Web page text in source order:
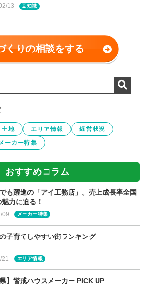
ケースも
の家であることを忘れずに
会へ！
での家づくりに関する相談は建てる窓
とは？
「実際の住まい」
13 豆知識
くりの相談をする
土地 エリア情報
経営状況
メーカー特集
おすすめコラム
も躍進の「アイ工務店」。売上成長率全国
力に迫る！
09 メーカー特集
子育てしやすい街ランキング
21 エリア情報
県】警戒ハウスメーカー PICK UP